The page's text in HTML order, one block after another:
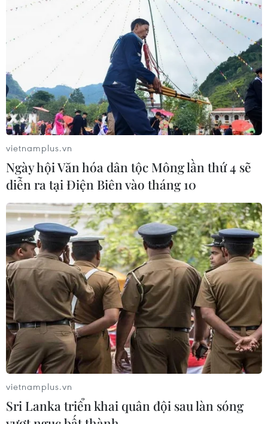
Gỡ khó khăn triển khai dự án trọng
điểm quốc gia hồ Ka Pét
07/08/2026 11:24
Indonesia nỗ lực khống chế cháy
rừng tại Vườn Quốc gia Núi Bromo
Thụy Sĩ khó đạt mục tiêu giảm phát
thải khí nhà kính vào năm 2030
07/08/2026 09:42
Bão Dolphin càn quét các đảo miền
Nam Nhật Bản, sân bay Okinawa
phải đóng cửa
07/08/2026 09:10
Từ ngày 9/8, cảnh báo nắng nóng
diện rộng ở khu vực Bắc Bộ và Trung
07/08/2026 08:58
vietnamplus.vn
Ngày hội Văn hóa dân tộc Mông lần thứ 4 sẽ
diễn ra tại Điện Biên vào tháng 10
vietnamplus.vn
Sri Lanka triển khai quân đội sau làn sóng